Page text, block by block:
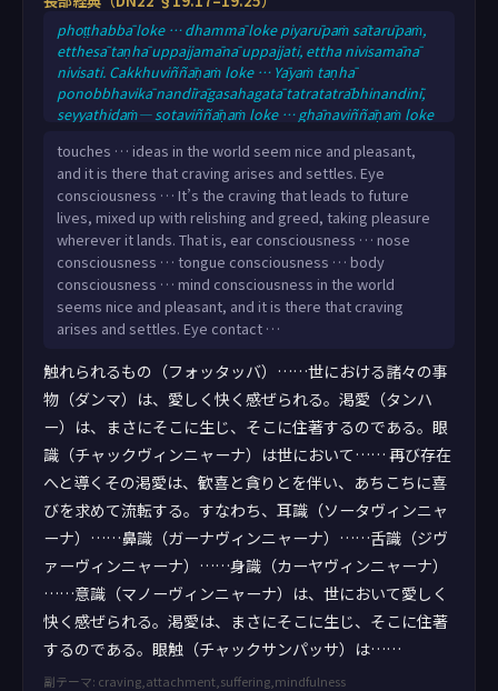
phoṭṭhabbā loke … dhammā loke piyarūpaṁ sātarūpaṁ,
etthesā taṇhā uppajjamānā uppajjati, ettha nivisamānā
nivisati. Cakkhuviññāṇaṁ loke … Yāyaṁ taṇhā
ponobbhavikā nandīrāgasahagatā tatratatrābhinandinī,
seyyathidaṁ— sotaviññāṇaṁ loke … ghānaviññāṇaṁ loke
manoviññāṇaṁ loke piyarūpaṁ sātarūpaṁ, etthesā taṇhā
uppajjamānā uppajjati, ettha nivisamānā nivisati.
Cakkhusamphasso loke …
touches … ideas in the world seem nice and pleasant,
and it is there that craving arises and settles. Eye
consciousness … It’s the craving that leads to future
lives, mixed up with relishing and greed, taking pleasure
wherever it lands. That is, ear consciousness … nose
consciousness … tongue consciousness … body
consciousness … mind consciousness in the world
seems nice and pleasant, and it is there that craving
arises and settles. Eye contact …
触れられるもの（フォッタッバ）……世における諸々の事
物（ダンマ）は、愛しく快く感ぜられる。渇愛（タンハ
ー）は、まさにそこに生じ、そこに住著するのである。眼
識（チャックヴィンニャーナ）は世において…… 再び存在
へと導くその渇愛は、歓喜と貪りとを伴い、あちこちに喜
びを求めて流転する。すなわち、耳識（ソータヴィンニャ
ーナ）……鼻識（ガーナヴィンニャーナ）……舌識（ジヴ
ァーヴィンニャーナ）……身識（カーヤヴィンニャーナ）
……意識（マノーヴィンニャーナ）は、世において愛しく
快く感ぜられる。渇愛は、まさにそこに生じ、そこに住著
するのである。眼触（チャックサンパッサ）は……
副テーマ: craving,attachment,suffering,mindfulness